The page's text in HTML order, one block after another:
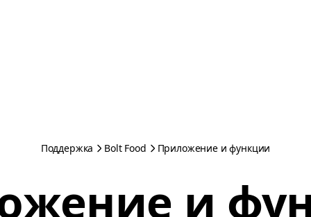
Поддержка Bolt Food Приложение и функции
и